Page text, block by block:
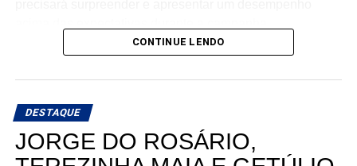
Teoricamente, Kleber Rodrigues e Cinthia, esposa de
Allyson Bezerra, pré-candidato ao Governo do Estado,
votação dentro da nominata.
Com cinco cadeiras consideradas viáveis e uma sexta
CONTINUE LENDO
DESTAQUE
JORGE DO ROSÁRIO,